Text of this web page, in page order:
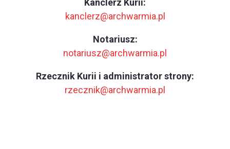
Kanclerz Kurii:
kanclerz@archwarmia.pl
Notariusz:
notariusz@archwarmia.pl
Rzecznik Kurii i administrator strony:
rzecznik@archwarmia.pl